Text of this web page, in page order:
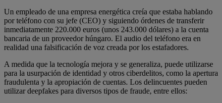
Un empleado de una empresa energética creía que estaba hablando
por teléfono con su jefe (CEO) y siguiendo órdenes de transferir
inmediatamente 220.000 euros (unos 243.000 dólares) a la cuenta
bancaria de un proveedor húngaro. El audio del teléfono era en
realidad una falsificación de voz creada por los estafadores.
A medida que la tecnología mejora y se generaliza, puede utilizarse
para la usurpación de identidad y otros ciberdelitos, como la apertura
fraudulenta y la apropiación de cuentas. Los delincuentes pueden
utilizar deepfakes para diversos tipos de fraude, entre ellos: